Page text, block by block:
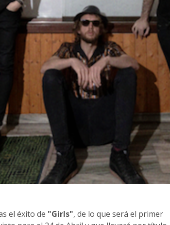
el éxito de "Girls", de lo que será el primer